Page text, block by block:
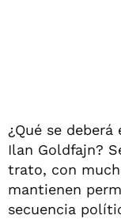
¿Qué se
Ilan Goldfajn?
trato, con
mantienen
secuencia